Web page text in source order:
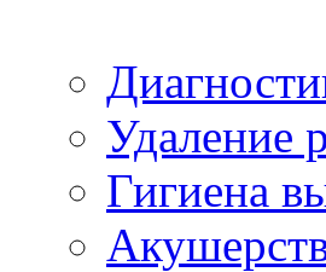
Удаление
Гигиена